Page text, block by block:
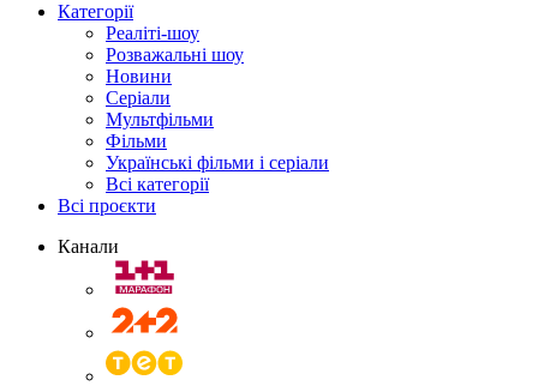
Категорії
Реаліті-шоу
Розважальні шоу
Новини
Серіали
Мультфільми
Фільми
Українські фільми і серіали
Всі категорії
Всі проєкти
Канали